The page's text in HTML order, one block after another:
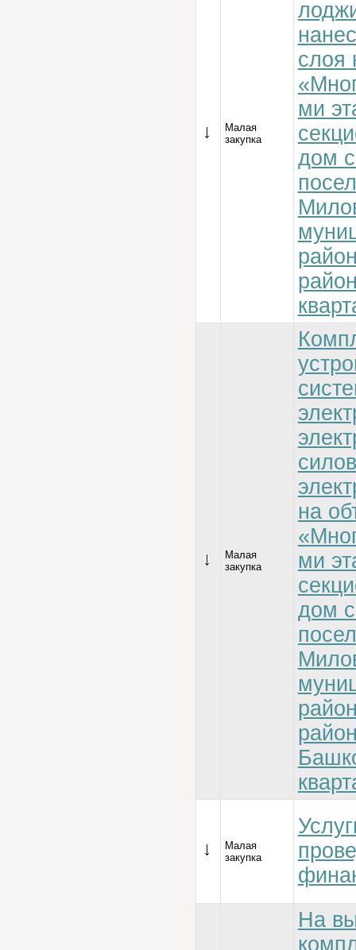
Малая
закупка
слоя
ми
дом
Малая
закупка
на
ми
дом
Малая
закупка
На